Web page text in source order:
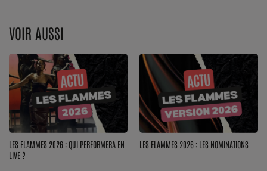
VOIR AUSSI
LES FLAMMES 2026 : QUI PERFORMERA EN
LIVE ?
LES FLAMMES 2026 : LES NOMINATIONS